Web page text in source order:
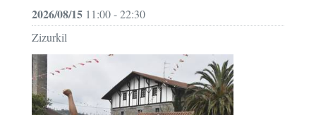
2026/08/15 11:00 - 22:30
Zizurkil